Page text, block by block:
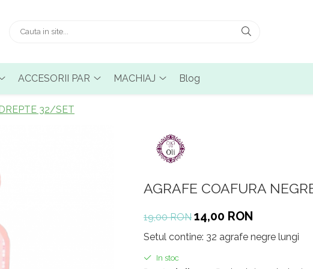
ACCESORII PAR MACHIAJ Blog
32/SET
AGRAFE COAFURA
19,00 RON 14,00 RON
Setul contine: 32 agrafe negre lungi
In stoc